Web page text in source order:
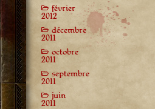
février
2012
décembre
2011
octobre
2011
septembre
2011
juin
2011